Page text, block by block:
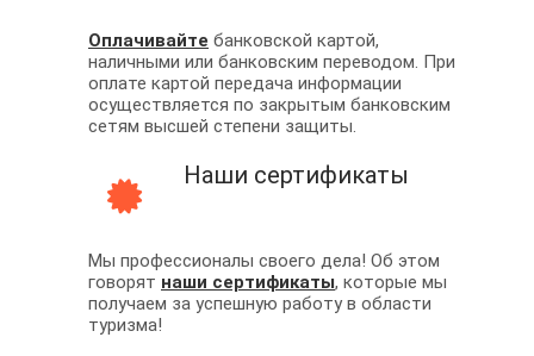
Оплачивайте банковской картой,
наличными или банковским переводом. При
оплате картой передача информации
осуществляется по закрытым банковским
сетям высшей степени защиты.
Наши сертификаты
Мы профессионалы своего дела! Об этом
говорят наши сертификаты, которые мы
получаем за успешную работу в области
туризма!